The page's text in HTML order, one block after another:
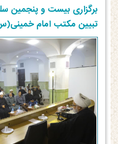
برگزاری بیست و
تبیین مکتب امام